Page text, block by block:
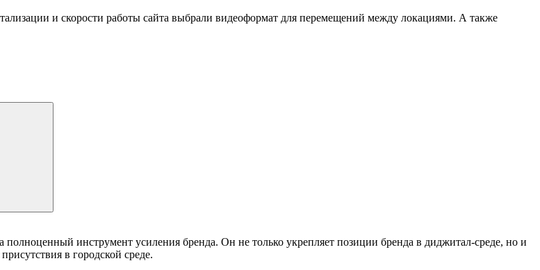
и скорости работы сайта выбрали видеоформат для перемещений между локациями. А также
инструмент усиления бренда. Он не только укрепляет позиции бренда в диджитал-среде, но и
в городской среде.